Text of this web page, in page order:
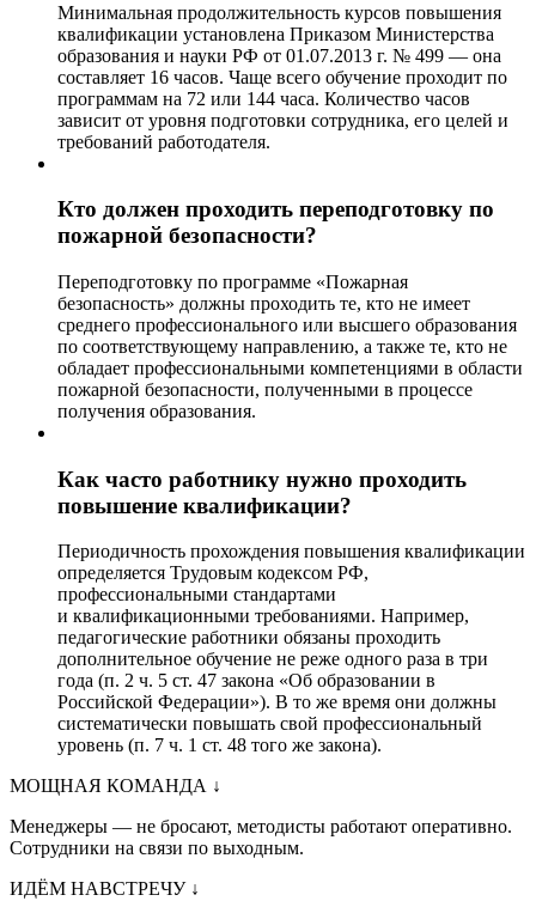
Минимальная продолжительность курсов повышения
квалификации установлена Приказом Министерства
образования и науки РФ от 01.07.2013 г. № 499 — она
составляет 16 часов. Чаще всего обучение проходит по
программам на 72 или 144 часа. Количество часов
зависит от уровня подготовки сотрудника, его целей и
требований работодателя.
Кто должен проходить переподготовку по
пожарной безопасности?
Переподготовку по программе «Пожарная
безопасность» должны проходить те, кто не имеет
среднего профессионального или высшего образования
по соответствующему направлению, а также те, кто не
обладает профессиональными компетенциями в области
пожарной безопасности, полученными в процессе
получения образования.
Как часто работнику нужно проходить
повышение квалификации?
Периодичность прохождения повышения квалификации
определяется Трудовым кодексом РФ,
профессиональными стандартами
и квалификационными требованиями. Например,
педагогические работники обязаны проходить
дополнительное обучение не реже одного раза в три
года (п. 2 ч. 5 ст. 47 закона «Об образовании в
Российской Федерации»). В то же время они должны
систематически повышать свой профессиональный
уровень (п. 7 ч. 1 ст. 48 того же закона).
МОЩНАЯ КОМАНДА ↓
Менеджеры — не бросают, методисты работают оперативно.
Сотрудники на связи по выходным.
ИДЁМ НАВСТРЕЧУ ↓